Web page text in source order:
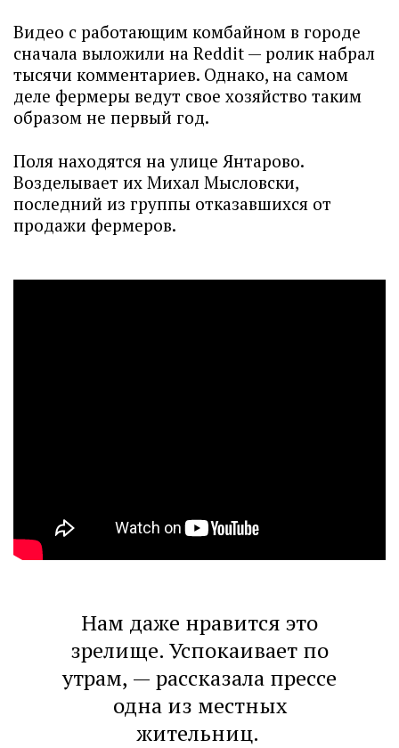
Видео с работающим комбайном в городе
сначала выложили на Reddit — ролик набрал
тысячи комментариев. Однако, на самом
деле фермеры ведут свое хозяйство таким
образом не первый год.
Поля находятся на улице Янтарово.
Возделывает их Михал Мысловски,
последний из группы отказавшихся от
продажи фермеров.
Нам даже нравится это
зрелище. Успокаивает по
утрам, — рассказала прессе
одна из местных
жительниц.